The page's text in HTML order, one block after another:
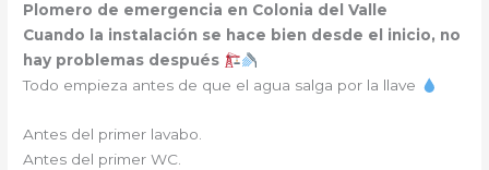
Plomero de emergencia en Colonia del Valle
Cuando la instalación se hace bien desde el inicio, no
hay problemas después
Todo empieza antes de que el agua salga por la llave
Antes del primer lavabo.
Antes del primer WC.